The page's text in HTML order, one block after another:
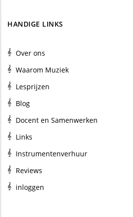
HANDIGE LINKS
Over ons
Waarom Muziek
Lesprijzen
Blog
Docent en Samenwerken
Links
Instrumentenverhuur
Reviews
inloggen